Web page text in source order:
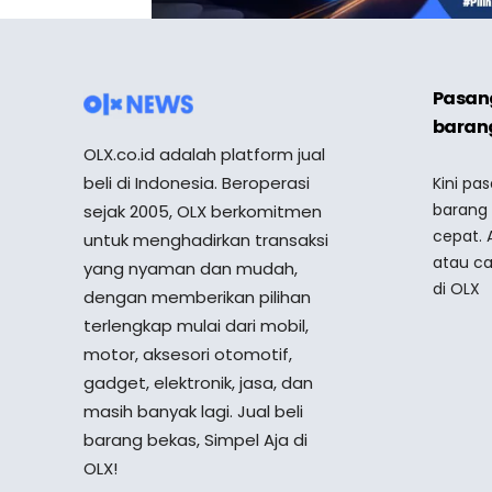
OLX.co.id adalah platform jual
beli di Indonesia. Beroperasi
sejak 2005, OLX berkomitmen
untuk menghadirkan transaksi
yang nyaman dan mudah,
dengan memberikan pilihan
terlengkap mulai dari mobil,
motor, aksesori otomotif,
gadget, elektronik, jasa, dan
masih banyak lagi. Jual beli
barang bekas, Simpel Aja di
OLX!
Kini
barang
cepat.
atau
di OLX